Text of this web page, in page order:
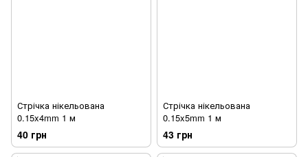
Стрічка нікельована
0.15x4mm 1 м
40 грн
Стрічка нікельована
0.15x5mm 1 м
43 грн